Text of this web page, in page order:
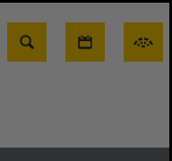
Suche